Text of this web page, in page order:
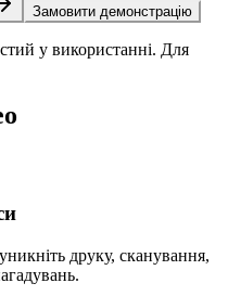
Замовити демонстрацію
у використанні. Для
друку, сканування,